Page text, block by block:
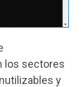
los sectores
y